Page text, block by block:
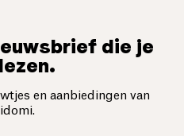
die je
en aanbiedingen van